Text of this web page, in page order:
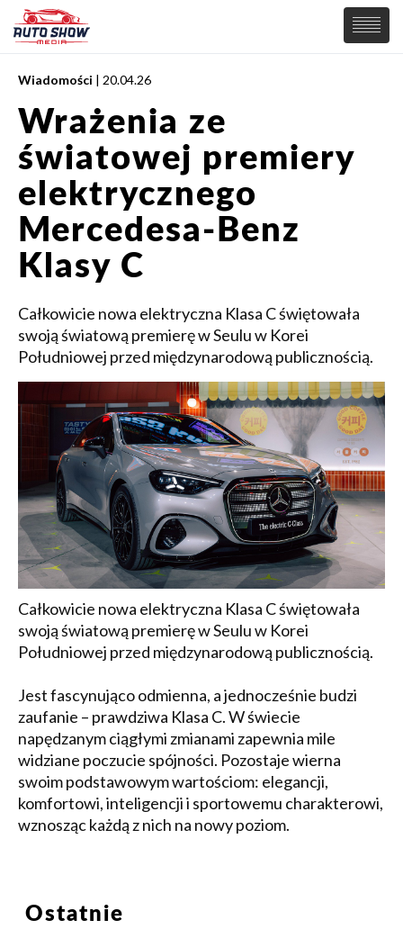
PREMIERY
SAMOCHODY
Wiadomości
Samochody Koncepcyjne
Tuning
Elektryczne
MOTORSPORT
Wiadomości | 20.04.26
Wrażenia ze
światowej premiery
elektrycznego
Mercedesa-Benz
Klasy C
Całkowicie nowa elektryczna Klasa C świętowała
swoją światową premierę w Seulu w Korei
Południowej przed międzynarodową publicznością.
Całkowicie nowa elektryczna Klasa C świętowała
swoją światową premierę w Seulu w Korei
Południowej przed międzynarodową publicznością.
Jest fascynująco odmienna, a jednocześnie budzi
zaufanie – prawdziwa Klasa C. W świecie
napędzanym ciągłymi zmianami zapewnia mile
widziane poczucie spójności. Pozostaje wierna
swoim podstawowym wartościom: elegancji,
komfortowi, inteligencji i sportowemu charakterowi,
wznosząc każdą z nich na nowy poziom.
Ostatnie